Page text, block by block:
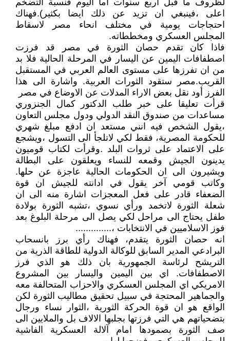
لظروف ما قبل أربع سنوات اما اليوم فنسبة التضخم
اعلى ،فينبغي ان تزيد عن ذلك ايضا بكثير).فهناك
احتجاجات يومية في مختلف انحاء مصر لاسقاط
المجلس العسكري ومخططاته.
فاذا كان تقدم حصان الثورة في مصر قد فرزت
اصطفافات اليمين عن اليسار في المرحلة الحالية فلا بد
من ان تفرزها على مستوى العالم العربي في المستقبل
القريب.مصر ستقود الثورات العربية. واشارة الى هذا
الفرز أود نقل بعض الاراء المدلات عن الاوضاع في مصر
قرأت تعليقا على خبر طلب الدكتور كمال الجنزوري
مساعدات من صندوق النقد الدولي ودول مجلس التعاون
،يقول الشخص فيه انني مستعد ان ادفع مبلغ شهري
للحكومة المصرية، فقط لكي لاتلجأ الى التسول ،ويشجع
على الاعتماد على ثروات البلد .وقرأت لكتاب قوميون
يدينون الجيش وقمعه للنساء ويعلقون على البطالة
ويشيرون الى ان الحكومات الحالية عاجزة عن حلها.
وكاتب قومي آخر يقول في ادانته للجيش ان قوة
الضعفاء قادر على فعل المعجزات اشارة منه الى ان
شعلة الثورة لاتخمد ورأي نسوي ،تشبه الثورة بولادة
طفل يحتاج الى مراحل لكي يصل الى مرحلة البلوغ بعد
فوز الاسلاميين في الانتخابات ،..............
انه حصان الثورة يتقدم، فهناك رأي برز بانسحاب
البرادعي المدير السابق للوكالة الدولية للطاقة الذرية من
التريشح لرئاسة الجمهورية بان ذلك هو الذي فرز
الاصطفافات. اي بين اليمين واليسار بين المشروع
الامريكي اي المجلس العسكري والاحزاب المتحالفة معه
والجماهير المحتجة في سبيل تحقيق مطاليب الثورة لكن
الواقع هو ان قوة الحركة الثورية ،الثوار نساء ورجال
بتضحياتهم هي التي فرزتها بجلبها الالاف بل والملايين الى
صف الثورة بصمودها امام آلالة العسكرية الفاشية